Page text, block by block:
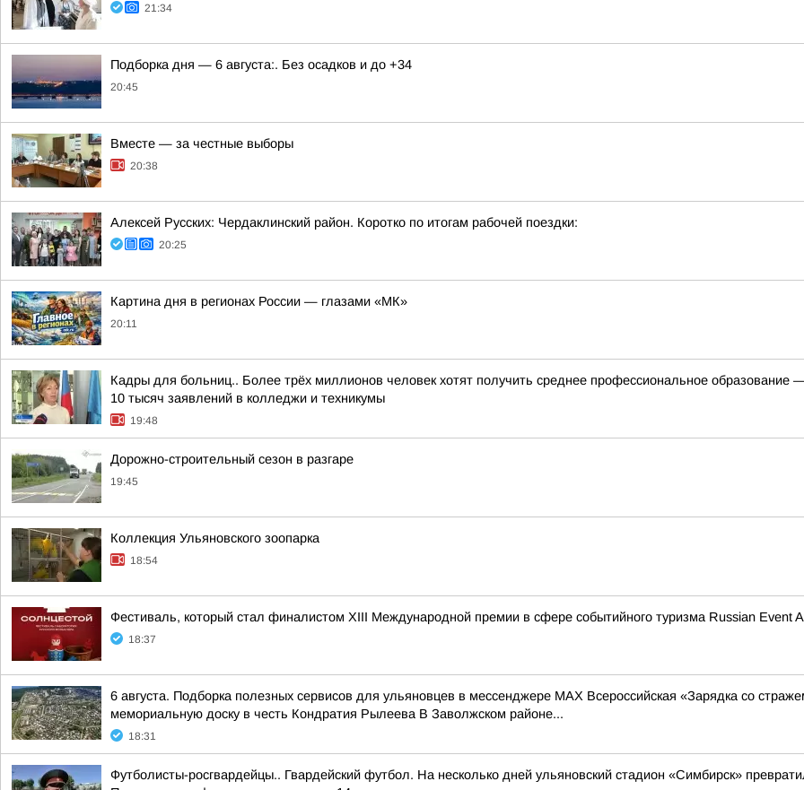
21:34
Подборка дня — 6 августа:. Без осадков и до +34
20:45
Вместе — за честные выборы
20:38
Алексей Русских: Чердаклинский район. Коротко по итогам рабочей поездки:
20:25
Картина дня в регионах России — глазами «МК»
20:11
Кадры для больниц.. Более трёх миллионов человек хотят получить среднее профессиональное
10 тысяч заявлений в колледжи и техникумы
19:48
Дорожно-строительный сезон в разгаре
19:45
Коллекция Ульяновского зоопарка
18:54
Фестиваль, который стал финалистом ХIII Международной премии в сфере событийного туризма Russian Event
18:37
6 августа. Подборка полезных сервисов для ульяновцев в мессенджере MAX Всероссийская «Зарядка со
мемориальную доску в честь Кондратия Рылеева В Заволжском районе...
18:31
Футболисты-росгвардейцы.. Гвардейский футбол. На несколько дней ульяновский стадион «Симбирск»